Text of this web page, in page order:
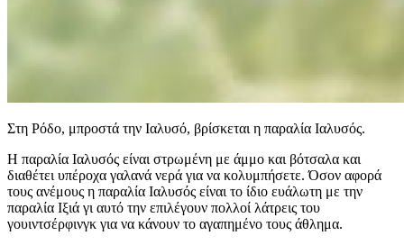
Στη Ρόδο, μπροστά την Ιαλυσό, βρίσκεται η παραλία Ιαλυσός.
Η παραλία Ιαλυσός είναι στρωμένη με άμμο και βότσαλα και
διαθέτει υπέροχα γαλανά νερά για να κολυμπήσετε. Όσον αφορά
τους ανέμους η παραλία Ιαλυσός είναι το ίδιο ευάλωτη με την
παραλία Ιξιά γι αυτό την επιλέγουν πολλοί λάτρεις του
γουιντσέρφινγκ για να κάνουν το αγαπημένο τους άθλημα.